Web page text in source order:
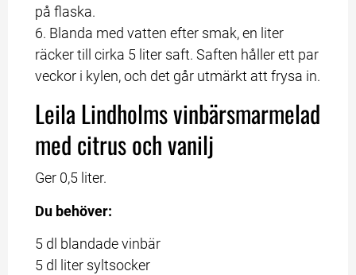
på flaska.
6. Blanda med vatten efter smak, en liter
räcker till cirka 5 liter saft. Saften håller ett par
veckor i kylen, och det går utmärkt att frysa in.
Leila Lindholms vinbärsmarmelad
med citrus och vanilj
Ger 0,5 liter.
Du behöver:
5 dl blandade vinbär
5 dl liter syltsocker